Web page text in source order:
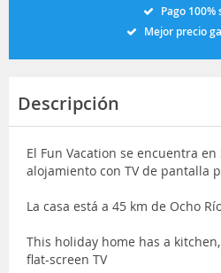
Pago 100%
Mejor precio
Descripción
El Fun Vacation se encuentra
alojamiento con TV de pantalla
La casa está a 45 km de Ocho
This holiday home has a
flat-screen TV